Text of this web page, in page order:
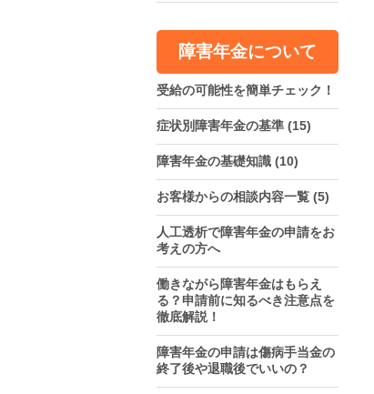
障害年金について
受給の可能性を簡単チェック！
症状別障害年金の基準 (15)
障害年金の基礎知識 (10)
お客様からの相談内容一覧 (5)
人工透析で障害年金の申請をお
考えの方へ
働きながら障害年金はもらえ
る？申請前に知るべき注意点を
徹底解説！
障害年金の申請は傷病手当金の
終了後や退職後でいいの？